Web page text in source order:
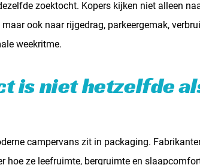
zoektocht. Kopers kijken niet alleen
ook naar rijgedrag, parkeergemak,
weekritme.
is niet hetzelfde
campervans zit in packaging.
hoe ze leefruimte, bergruimte en